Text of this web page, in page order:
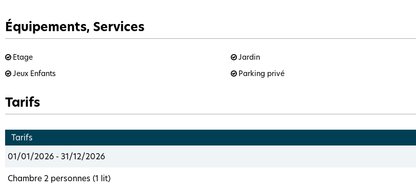
Équipements, Services
Etage Jardin
Jeux Enfants
Parking privé
Tarifs
Tarifs
01/01/2026 - 31/12/2026
Chambre 2 personnes (1 lit)